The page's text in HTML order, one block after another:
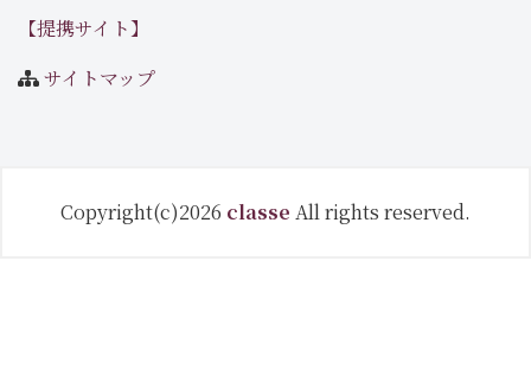
【提携サイト】
サイトマップ
Copyright(c)2026 classe All rights reserved.